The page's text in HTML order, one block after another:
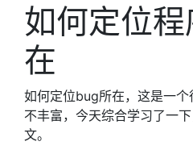
如何定位
在
如何定位bug所在，这是一
不丰富，今天综合学习了一
文。